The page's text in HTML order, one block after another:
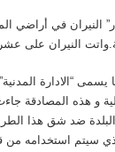
في أراضي
النيران على
يسمى “الادارة
و هذه المصادقة
سيتم استخدامه